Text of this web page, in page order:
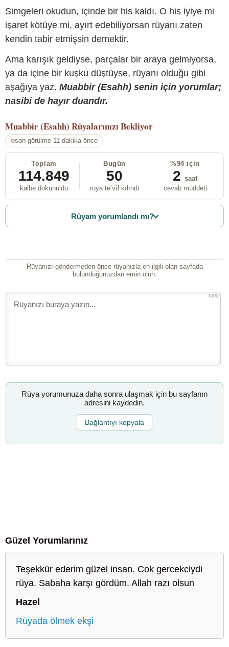
Simgeleri okudun, içinde bir his kaldı. O his iyiye mi
işaret kötüye mi, ayırt edebiliyorsan rüyanı zaten
kendin tabir etmişsin demektir.
Ama karışık geldiyse, parçalar bir araya gelmiyorsa,
ya da içine bir kuşku düştüyse, rüyanı olduğu gibi
aşağıya yaz. Muabbir (Esahh) senin için yorumlar;
nasibi de hayır duandır.
Muabbir (Esahh) Rüyalarınızı Bekliyor
son görülme 11 dakika önce
Toplam
114.849
kalbe dokunuldu
Bugün
50
rüya te’vîl kılındı
%94 için
2 saat
cevab müddeti
Rüyam yorumlandı mı?
Rüyanızı göndermeden önce rüyanızla en ilgili olan sayfada
bulunduğunuzdan emin olun.
1000
Rüya yorumunuza daha sonra ulaşmak için bu sayfanın
adresini kaydedin.
Bağlantıyı kopyala
Güzel Yorumlarınız
Teşekkür ederim güzel insan. Cok gercekciydi
rüya. Sabaha karşı gördüm. Allah razı olsun
Hazel
Rüyada ölmek ekşi